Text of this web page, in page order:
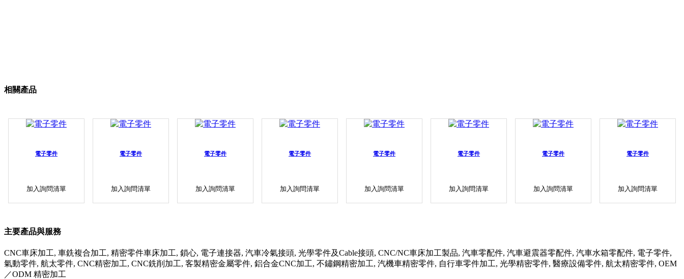
相關產品
電子零件
加入詢問清單
電子零件
加入詢問清單
電子零件
加入詢問清單
電子零件
加入詢問清單
電子零件
加入詢問清單
電子零件
加入詢問清單
電子零件
加入詢問清單
電子零件
加入詢問清單
主要產品與服務
CNC車床加工, 車銑複合加工, 精密零件車床加工, 鎖心, 電子連接器, 汽車冷氣接頭, 光學零件及Cable接頭, CNC/NC車床加工製品, 汽車零配件, 汽車避震器零配件, 汽車水箱零配件, 電子零件,
氣動零件, 航太零件, CNC精密加工, CNC銑削加工, 客製精密金屬零件, 鋁合金CNC加工, 不鏽鋼精密加工, 汽機車精密零件, 自行車零件加工, 光學精密零件, 醫療設備零件, 航太精密零件, OEM
／ODM 精密加工